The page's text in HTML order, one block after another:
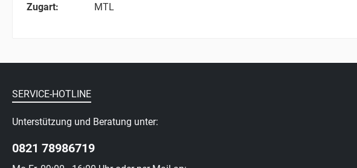
Zugart:
MTL
SERVICE-HOTLINE
Unterstützung und Beratung unter:
0821 78986719